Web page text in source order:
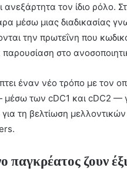
τον ίδιο ρόλο.
μέσω μιας διαδικασίας
την πρωτεΐνη που
στο
έναν νέο τρόπο με τον
των cDC1 και cDC2 —
τη βελτίωση
παγκρέατος ζουν